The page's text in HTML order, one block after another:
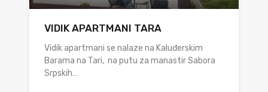
VIDIK APARTMANI TARA
Vidik apartmani se nalaze na Kaluđerskim
Barama na Tari, na putu za manastir Sabora
Srpskih…